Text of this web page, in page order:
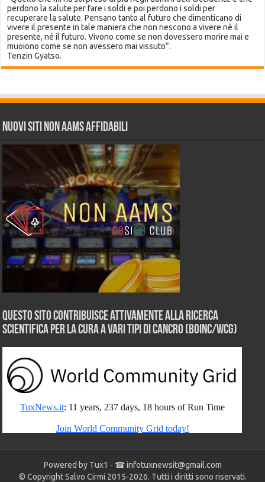
perdono la salute per fare i soldi e poi perdono i soldi per
recuperare la salute. Pensano tanto al futuro che dimenticano di
vivere il presente in tale maniera che non riescono a vivere né il
presente, né il futuro. Vivono come se non dovessero morire mai e
muoiono come se non avessero mai vissuto”.
Tenzin Gyatso.
Nuovi siti non AAMS affidabili
Questo sito contribuisce attivamente alla ricerca
scientifica per la cura a vari tipi di Cancro (BOINC/WCG)
Powered by Tux1 - ☎infotuxnewsit@gmail.com
© Copyright Salvo Cirmi 2015-2026. Tutti i diritti sono riservati.